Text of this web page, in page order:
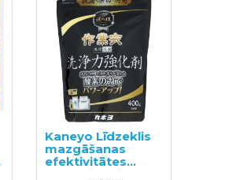
Kaneyo Līdzeklis
mazgāšanas
efektivitātes
uzlabošanai 400g